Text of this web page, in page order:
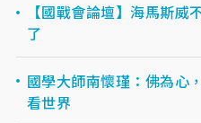
【國戰會論壇】海馬斯威
了
國學大師南懷瑾：佛為心
看世界